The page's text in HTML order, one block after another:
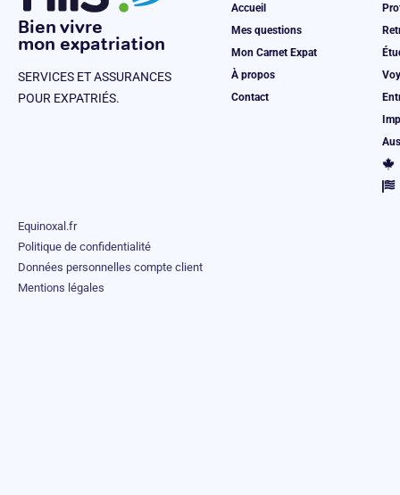
Bien vivre
mon expatriation
SERVICES ET ASSURANCES
POUR EXPATRIÉS.
Accueil
Mes questions
Mon Carnet Expat
À propos
Contact
Equinoxal.fr
Politique de confidentialité
Données personnelles compte client
Mentions légales